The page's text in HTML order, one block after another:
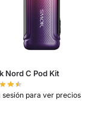
Nord C Pod Kit
sesión para ver precios